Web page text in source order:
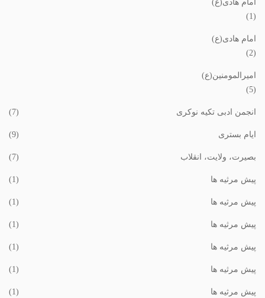
امام هادی(ع)
(1)
امام هادی(ع)
(2)
امیرالمومنین(ع)
(5)
انجمن ادبی تکیه نوکری (7)
ایام بستری (9)
بصیرت، ولایت، انقلاب (7)
پیش مرثیه ها (1)
پیش مرثیه ها (1)
پیش مرثیه ها (1)
پیش مرثیه ها (1)
پیش مرثیه ها (1)
پیش مرثیه ها (1)